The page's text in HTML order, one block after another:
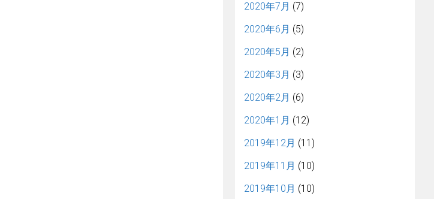
2020年7月 (7)
2020年6月 (5)
2020年5月 (2)
2020年3月 (3)
2020年2月 (6)
2020年1月 (12)
2019年12月 (11)
2019年11月 (10)
2019年10月 (10)